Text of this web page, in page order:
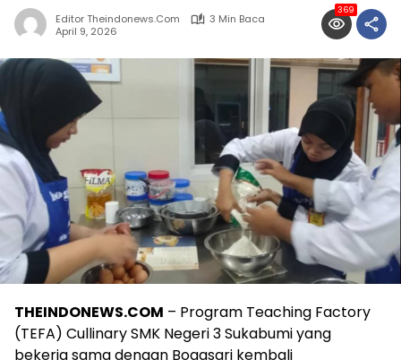
Editor Theindonews.com
3 Min Baca
April 9, 2026
369
THEINDONEWS.COM – Program Teaching Factory
(TEFA) Cullinary SMK Negeri 3 Sukabumi yang
bekerja sama dengan Bogasari kembali